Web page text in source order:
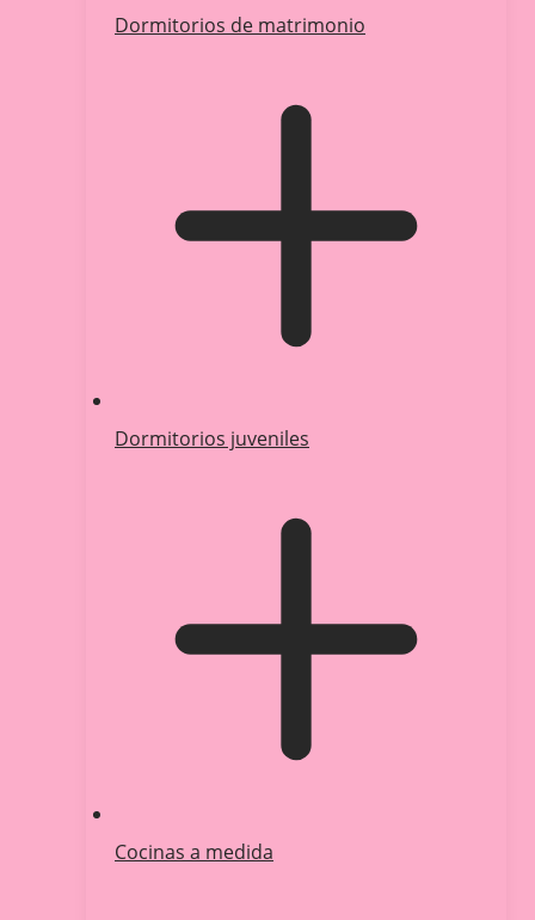
Dormitorios de matrimonio
Dormitorios juveniles
Cocinas a medida